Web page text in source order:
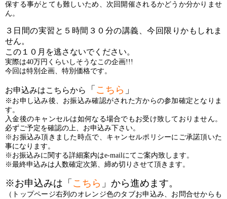
保する事がとても難しいため、次回開催されるかどうか分かりませ
ん。
３日間の実習と５時間３０分の講義、今回限りかもしれま
せん。
この１０月を逃さないでください。
実際は40万円くらいしそうなこの企画!!!
今回は特別企画、特別価格です。
お申込みはこちらから 「 こちら 」
※お申し込み後、お振込み確認がされた方からの参加確定となりま
す。
入金後のキャンセルは如何なる場合でもお受け致しておりません。
必ずご予定を確認の上、お申込み下さい。
※お振込み頂きました時点で、キャンセルポリシーにご承諾頂いた
事になります。
※お振込みに関する詳細案内はe-mailにてご案内致します。
※最終申込みは人数確定次第、締め切りさせて頂きます。
※お申込みは「 こちら 」から進めます。
（トップページ右列のオレンジ色のタブお申込み、お問合せからも